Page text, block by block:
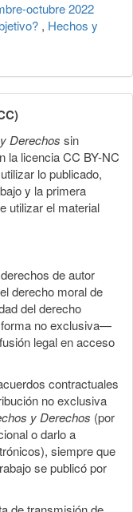
octubre 2022
, Hechos y
Derechos sin
la licencia CC BY-NC
lo publicado,
y la primera
utilizar el material
de autor
derecho moral de
del derecho
no exclusiva—
legal en acceso
contractuales
no exclusiva
y Derechos (por
o darlo a
siempre que
se publicó por